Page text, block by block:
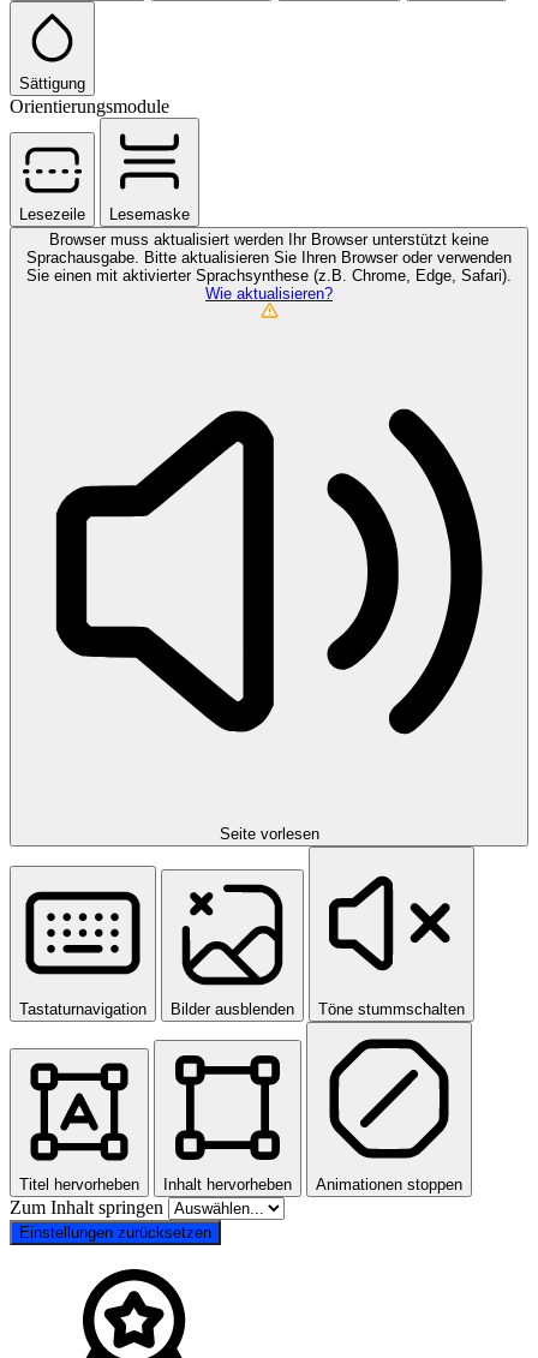
Sättigung
Orientierungsmodule
Lesezeile
Lesemaske
Browser muss aktualisiert werden
Ihr Browser unterstützt keine
Sprachausgabe. Bitte aktualisieren Sie Ihren Browser oder verwenden
Sie einen mit aktivierter Sprachsynthese (z.B. Chrome, Edge, Safari).
Wie aktualisieren?
Seite vorlesen
Tastaturnavigation Bilder ausblenden Töne stummschalten
Titel hervorheben Inhalt hervorheben Animationen stoppen
Zum Inhalt springen
Einstellungen zurücksetzen